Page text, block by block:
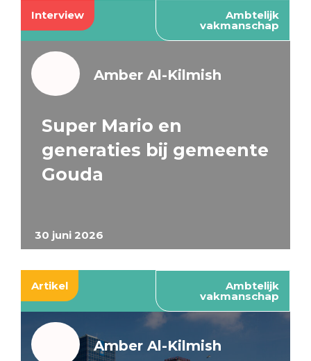
Interview Ambtelijk
vakmanschap
30 juni 2026
Amber Al-Kilmish
Super Mario en
generaties bij gemeente
Gouda
Artikel Ambtelijk
vakmanschap
Amber Al-Kilmish